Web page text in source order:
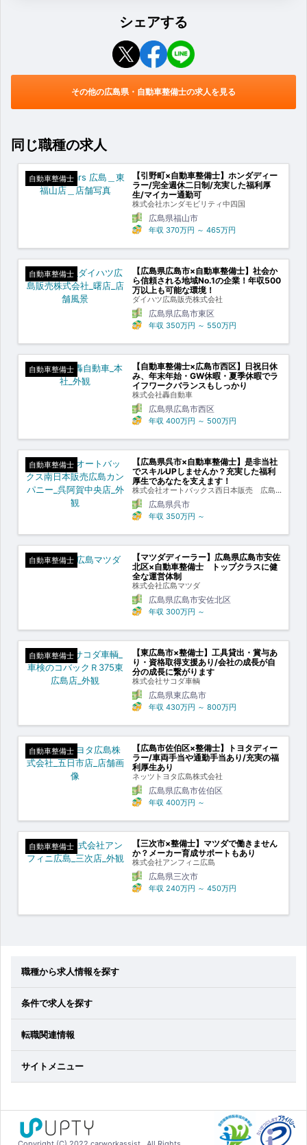
シェアする
その他の広島県・自動車整備士の求人を見る
同じ職種の求人
自動車整備士
【引野町×自動車整備士】ホンダディー
ラー/完全週休二日制/充実した福利厚
生/マイカー通勤可
株式会社ホンダモビリティ中四国
広島県福山市
年収 370万円 ～ 465万円
自動車整備士
【広島県広島市×自動車整備士】社会か
ら信頼される地域No.1の企業！年収500
万以上も可能な環境！
ダイハツ広島販売株式会社
広島県広島市東区
年収 350万円 ～ 550万円
自動車整備士
【自動車整備士×広島市西区】日祝日休
み、年末年始・GW休暇・夏季休暇でラ
イフワークバランスもしっかり
株式会社轟自動車
広島県広島市西区
年収 400万円 ～ 500万円
自動車整備士
【広島県呉市×自動車整備士】是非当社
でスキルUPしませんか？充実した福利
厚生であなたを支えます！
株式会社オートバックス西日本販売 広島
カンパニー
広島県呉市
年収 350万円 ～
自動車整備士
【マツダディーラー】広島県広島市安佐
北区×自動車整備士 トップクラスに健
全な運営体制
株式会社広島マツダ
広島県広島市安佐北区
年収 300万円 ～
自動車整備士
【東広島市×整備士】工具貸出・賞与あ
り・資格取得支援あり/会社の成長が自
分の成長に繋がります
株式会社サコダ車輌
広島県東広島市
年収 430万円 ～ 800万円
自動車整備士
【広島市佐伯区×整備士】トヨタディー
ラー/車両手当や通勤手当あり/充実の福
利厚生あり
ネッツトヨタ広島株式会社
広島県広島市佐伯区
年収 400万円 ～
自動車整備士
【三次市×整備士】マツダで働きません
か？メーカー育成サポートもあり
株式会社アンフィニ広島
広島県三次市
年収 240万円 ～ 450万円
職種から求人情報を探す
条件で求人を探す
転職関連情報
サイトメニュー